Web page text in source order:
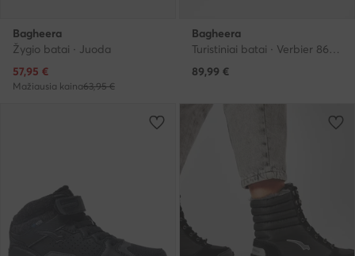
Bagheera
Žygio batai · Juoda
Dabartinė kaina
57,95 €
Mažiausia kaina63,95 €
Bagheera
Turistiniai batai · Verbier 86330-7 C0102 · Juoda
89,99 €